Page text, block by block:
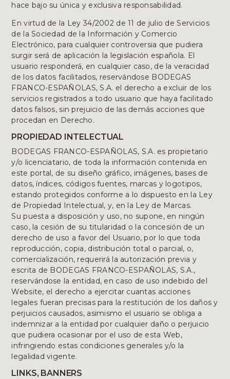
hace bajo su única y exclusiva responsabilidad.
En virtud de la Ley 34/2002 de 11 de julio de Servicios
de la Sociedad de la Información y Comercio
Electrónico, para cualquier controversia que pudiera
surgir será de aplicación la legislación española. El
usuario responderá, en cualquier caso, de la veracidad
de los datos facilitados, reservándose BODEGAS
FRANCO-ESPAÑOLAS, S.A. el derecho a excluir de los
servicios registrados a todo usuario que haya facilitado
datos falsos, sin prejuicio de las demás acciones que
procedan en Derecho.
PROPIEDAD INTELECTUAL
BODEGAS FRANCO-ESPAÑOLAS, S.A. es propietario
y/o licenciatario, de toda la información contenida en
este portal, de su diseño gráfico, imágenes, bases de
datos, índices, códigos fuentes, marcas y logotipos,
estando protegidos conforme a lo dispuesto en la Ley
de Propiedad Intelectual, y, en la Ley de Marcas.
Su puesta a disposición y uso, no supone, en ningún
caso, la cesión de su titularidad o la concesión de un
derecho de uso a favor del Usuario, por lo que toda
reproducción, copia, distribución total o parcial, o,
comercialización, requerirá la autorización previa y
escrita de BODEGAS FRANCO-ESPAÑOLAS, S.A.,
reservándose la entidad, en caso de uso indebido del
Website, el derecho a ejercitar cuantas acciones
legales fueran precisas para la restitución de los daños y
perjuicios causados, asimismo el usuario se obliga a
indemnizar a la entidad por cualquier daño o perjuicio
que pudiera ocasionar por el uso de esta Web,
infringiendo estas condiciones generales y/o la
legalidad vigente.
LINKS, BANNERS